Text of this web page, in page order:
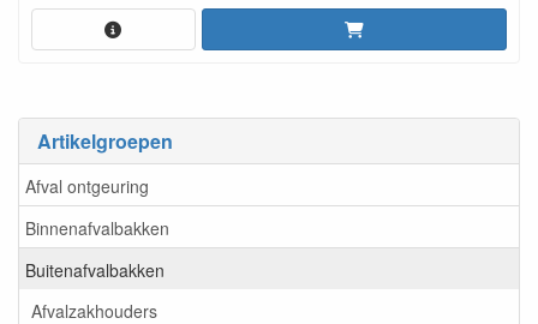
Artikelgroepen
Afval ontgeuring
Binnenafvalbakken
Buitenafvalbakken
Afvalzakhouders